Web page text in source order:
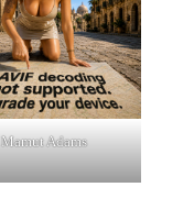
Mamut Adams